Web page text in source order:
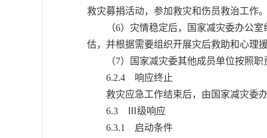
救灾募捐活动，参加救灾和伤员救治工作
（6）灾情稳定后，国家减灾委办公室
估，并根据需要组织开展灾后救助和心理
（7）国家减灾委其他成员单位按照职
6.2.4 响应终止
救灾应急工作结束后，由国家减灾委办
6.3 Ⅲ级响应
6.3.1 启动条件